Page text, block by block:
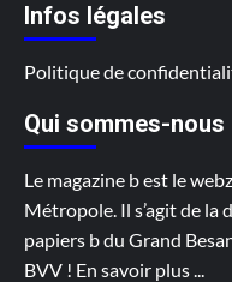
Infos légales
Politique de
Qui sommes-nous
Le magazine b est le
Métropole. Il s’agit de la
papiers b du Grand
BVV ! En savoir plus...